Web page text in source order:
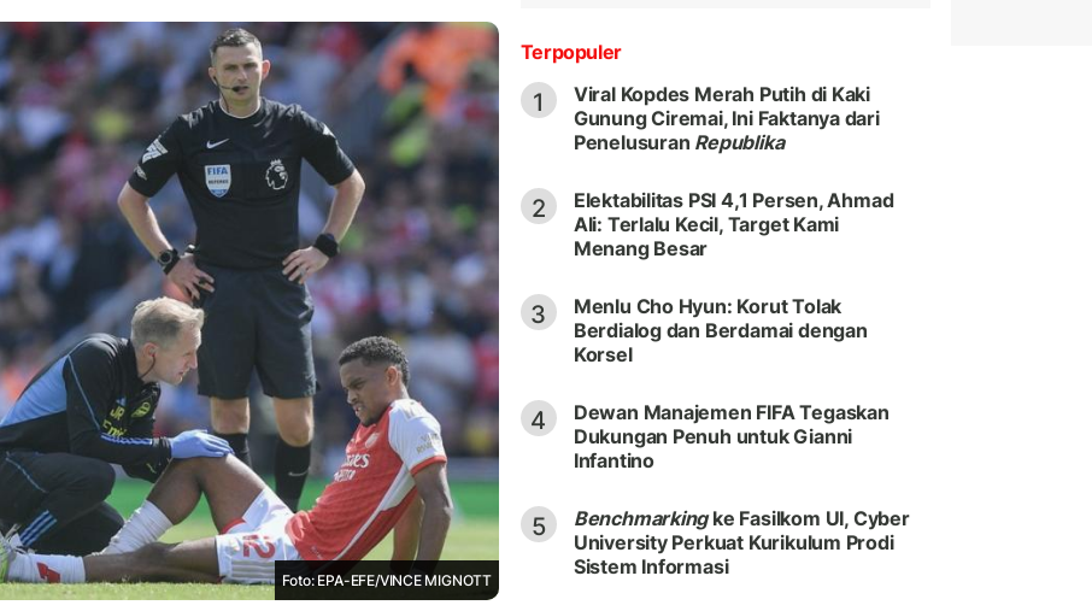
Foto: EPA-EFE/VINCE MIGNOTT
Terpopuler
1
Viral Kopdes Merah Putih di Kaki
Gunung Ciremai, Ini Faktanya dari
Penelusuran Republika
2
Elektabilitas PSI 4,1 Persen, Ahmad
Ali: Terlalu Kecil, Target Kami
Menang Besar
3
Menlu Cho Hyun: Korut Tolak
Berdialog dan Berdamai dengan
Korsel
4
Dewan Manajemen FIFA Tegaskan
Dukungan Penuh untuk Gianni
Infantino
5 Benchmarkingke Fasilkom UI, Cyber
University Perkuat Kurikulum Prodi
Sistem Informasi